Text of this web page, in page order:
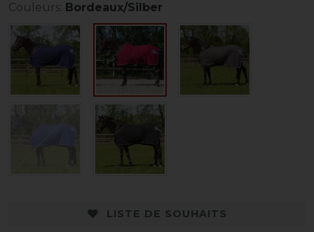
Couleurs: Bordeaux/Silber
LISTE DE SOUHAITS